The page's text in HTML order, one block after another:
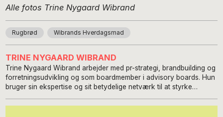
Alle fotos Trine Nygaard Wibrand
Rugbrød Wibrands Hverdagsmad
TRINE NYGAARD WIBRAND
Trine Nygaard Wibrand arbejder med pr-strategi, brandbuilding og
forretningsudvikling og som boardmember i advisory boards. Hun
bruger sin ekspertise og sit betydelige netværk til at styrke
uddannet journalist i USA speciale i Magazine Journalism.